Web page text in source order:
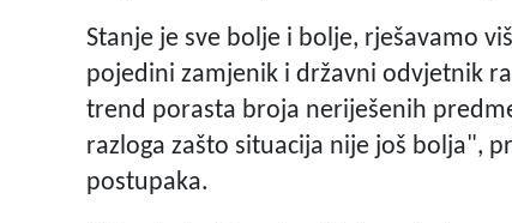
Stanje je sve bolje i bolje, rješavamo
pojedini zamjenik i državni odvjetnik
trend porasta broja neriješenih
razloga zašto situacija nije još bolja",
postupaka.